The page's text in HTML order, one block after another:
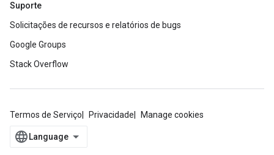
Suporte
Solicitações de recursos e relatórios de bugs
Google Groups
Stack Overflow
Termos de Serviço Privacidade Manage cookies